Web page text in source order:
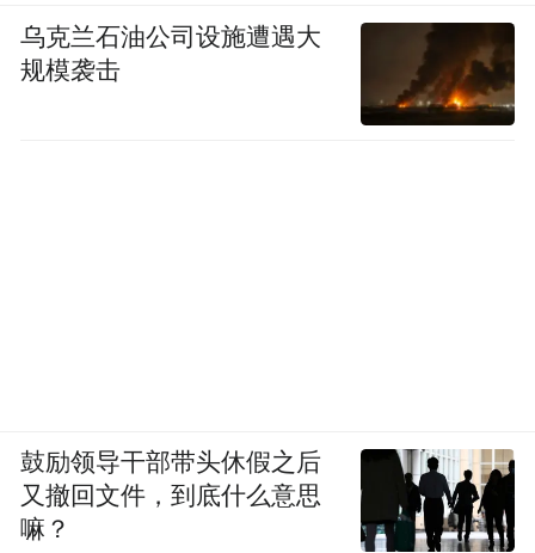
乌克兰石油公司设施遭遇大
规模袭击
鼓励领导干部带头休假之后
又撤回文件，到底什么意思
嘛？